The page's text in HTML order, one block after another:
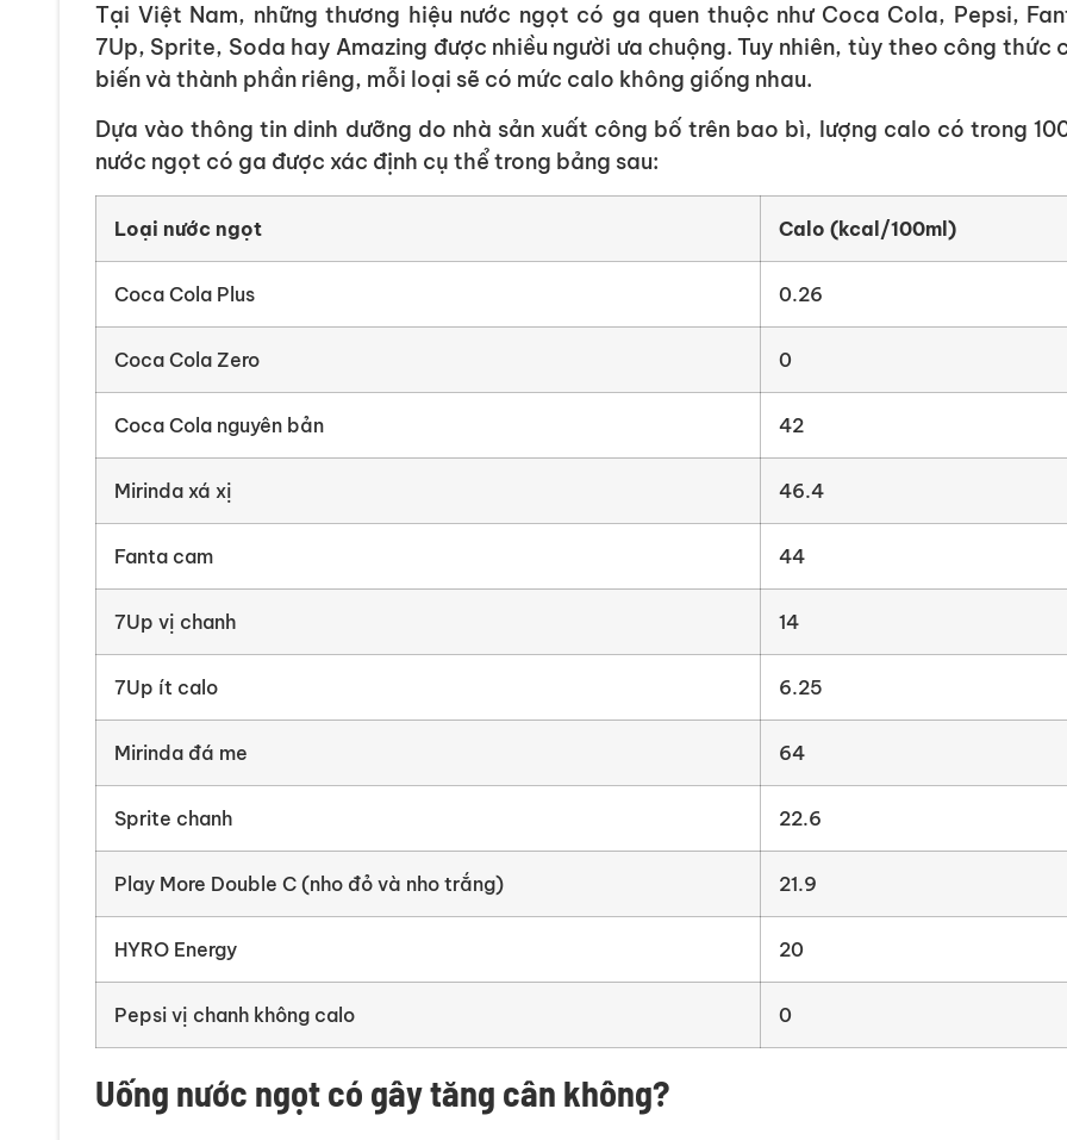
Tại Việt Nam, những thương hiệu nước ngọt có ga quen thuộc như Coca Cola, Pepsi,
7Up, Sprite, Soda hay Amazing được nhiều người ưa chuộng. Tuy nhiên, tùy theo công thức
biến và thành phần riêng, mỗi loại sẽ có mức calo không giống nhau.
Dựa vào thông tin dinh dưỡng do nhà sản xuất công bố trên bao bì, lượng calo có trong
nước ngọt có ga được xác định cụ thể trong bảng sau:
Loại nước ngọt Calo (kcal/100ml)
Coca Cola Plus 0.26
Coca Cola Zero 0
Coca Cola nguyên bản 42
Mirinda xá xị 46.4
Fanta cam 44
7Up vị chanh 14
7Up ít calo 6.25
Mirinda đá me 64
Sprite chanh 22.6
Play More Double C (nho đỏ và nho trắng) 21.9
HYRO Energy 20
Pepsi vị chanh không calo 0
Uống nước ngọt có gây tăng cân không?